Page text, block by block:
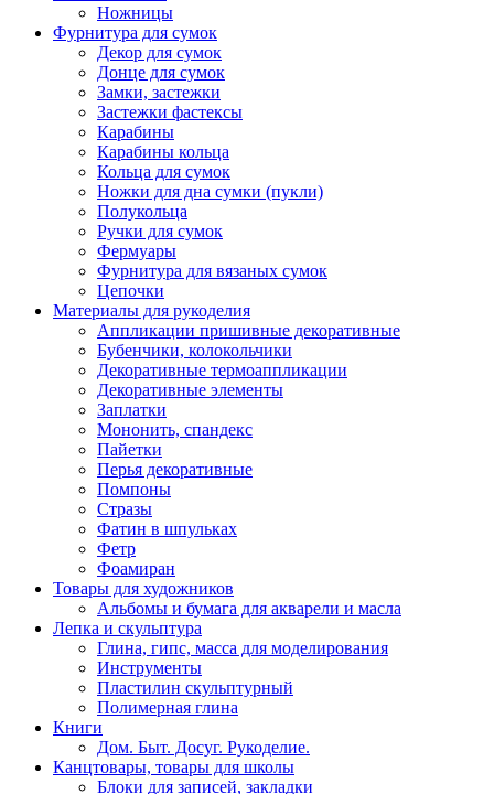
Ножницы
Фурнитура для сумок
Декор для сумок
Донце для сумок
Замки, застежки
Застежки фастексы
Карабины
Карабины кольца
Кольца для сумок
Ножки для дна сумки (пукли)
Полукольца
Ручки для сумок
Фермуары
Фурнитура для вязаных сумок
Цепочки
Материалы для рукоделия
Аппликации пришивные декоративные
Бубенчики, колокольчики
Декоративные термоаппликации
Декоративные элементы
Заплатки
Мононить, спандекс
Пайетки
Перья декоративные
Помпоны
Стразы
Фатин в шпульках
Фетр
Фоамиран
Товары для художников
Альбомы и бумага для акварели и масла
Лепка и скульптура
Глина, гипс, масса для моделирования
Инструменты
Пластилин скульптурный
Полимерная глина
Книги
Дом. Быт. Досуг. Рукоделие.
Канцтовары, товары для школы
Блоки для записей, закладки